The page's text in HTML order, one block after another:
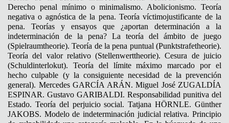
Derecho penal mínimo o minimalismo. Abolicionismo. Teoría
negativa o agnóstica de la pena. Teoría víctimojustificante de la
pena. Teorías y ensayos que ¿aportan determinación a la
indeterminación de la pena? La teoría del ámbito de juego
(Spielraumtheorie). Teoría de la pena puntual (Punktstrafetheorie).
Teoría del valor relativo (Stellenwerttheorie). Cesura de juicio
(Schuldinterlokut). Teoría del límite máximo marcado por el
hecho culpable (y la consiguiente necesidad de la prevención
general). Mercedes GARCÍA ARÁN. Miguel José ZUGALDÍA
ESPINAR. Gustavo GARIBALDI. Responsabilidad punitiva del
Estado. Teoría del perjuicio social. Tatjana HÖRNLE. Günther
JAKOBS. Modelo de indeterminación judicial relativa. Principio